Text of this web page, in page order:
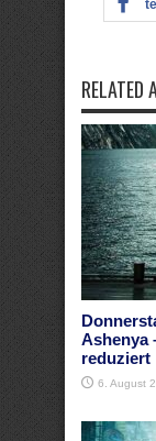
RELATED
Ashenya
reduziert
6. August